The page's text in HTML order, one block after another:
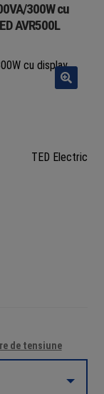
300W cu
AVR500L
TED Electric
de tensiune